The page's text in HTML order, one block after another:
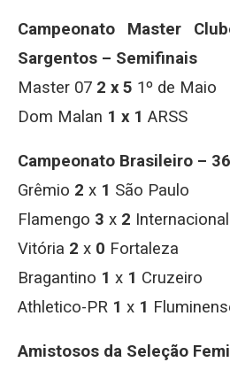
Campeonato Master
Sargentos – Semifinais
Master 07 2 x 5 1º de Maio
Dom Malan 1 x 1 ARSS
Campeonato Brasileiro –
Grêmio 2 x 1 São Paulo
Flamengo 3 x 2 Internacional
Vitória 2 x 0 Fortaleza
Bragantino 1 x 1 Cruzeiro
Athletico-PR 1 x 1
Amistosos da Seleção